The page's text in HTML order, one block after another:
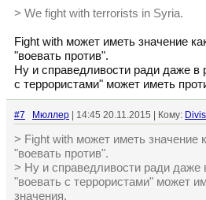
> We fight with terrorists in Syria.
Fight with может иметь значение
"воевать против".
Ну и справедливости ради даже в
с террористами" может иметь
#7 Мюллер | 14:45 20.11.2015 | Кому:
> Fight with может иметь значение
"воевать против".
> Ну и справедливости ради даже
"воевать с террористами" может
значения.